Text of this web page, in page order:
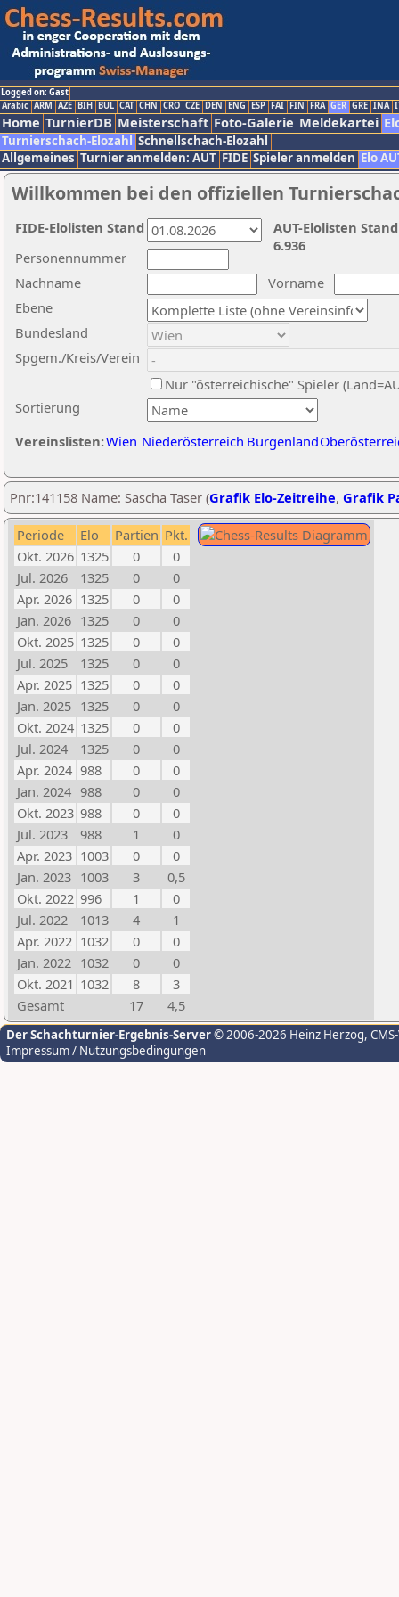
Logged on: Gast
Arabic ARM AZE BIH BUL CAT CHN CRO CZE DEN ENG ESP FAI FIN FRA GER GRE INA
Home TurnierDB Meisterschaft Foto-Galerie Meldekartei
Turnierschach-Elozahl Schnellschach-Elozahl
Allgemeines Turnier anmelden: AUT FIDE Spieler anmelden Elo
Willkommen bei den offiziellen
Nachname
Vorname
Ebene
Sortierung
Personennummer
Bundesland
Spgem./Kreis/Verein
Nur "österreichische" Spieler
Vereinslisten:Wien Niederösterreich Burgenland
AUT-Elolisten
6.936
FIDE-Elolisten Stand
Pnr:141158 Name: Sascha Taser (Grafik Elo-Zeitreihe, Grafik
Periode Elo Partien Pkt.
Okt. 2026 1325 0
0
Jul. 2026
1325 0
0
Apr. 2026 1325 0
0
Jan. 2026 1325 0
0
Okt. 2025 1325 0
0
Jul. 2025
1325 0
0
Apr. 2025 1325 0
0
Jan. 2025 1325 0
0
Okt. 2024 1325 0
0
Jul. 2024
1325 0
0
Apr. 2024 988 0
0
Jan. 2024 988 0
0
Okt. 2023 988 0
0
Jul. 2023
988 1
0
Apr. 2023 1003 0
0
Jan. 2023 1003 3
0,5
Okt. 2022 996 1
0
Jul. 2022
1013 4
1
Apr. 2022 1032 0
0
Jan. 2022 1032 0
0
Okt. 2021 1032 8
3
Gesamt
17 4,5
Der Schachturnier-Ergebnis-Server© 2006-2026 Heinz Herzog,
Impressum / Nutzungsbedingungen